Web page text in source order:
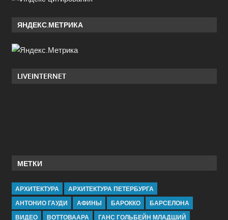
ЯНДЕКС.МЕТРИКА
LIVEINTERNET
МЕТКИ
АРХИТЕКТУРА
АРХИТЕКТУРА ПЕТЕРБУРГА
АНТОНИО ГАУДИ
АФИНЫ БАРОККО
БАРСЕЛОНА
ВИДЕО
ВОТТОВААРА ГАНС ГОЛЬБЕЙН МЛАДШИЙ